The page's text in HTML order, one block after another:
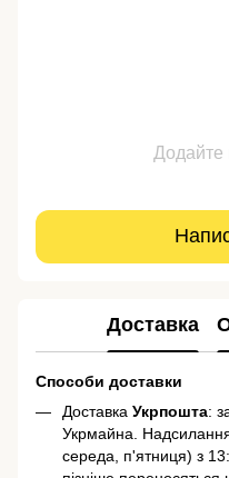
Додайте
Доставка
Способи доставки
Доставка Укрпошта:
Укрмайна. Надсилання
середа, п'ятниця) з